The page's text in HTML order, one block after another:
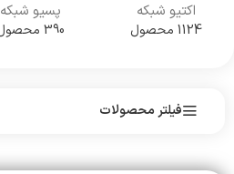
اکتیو شبکه
1124 محصول
پسیو شبکه
390 محصول
فیلتر محصولات